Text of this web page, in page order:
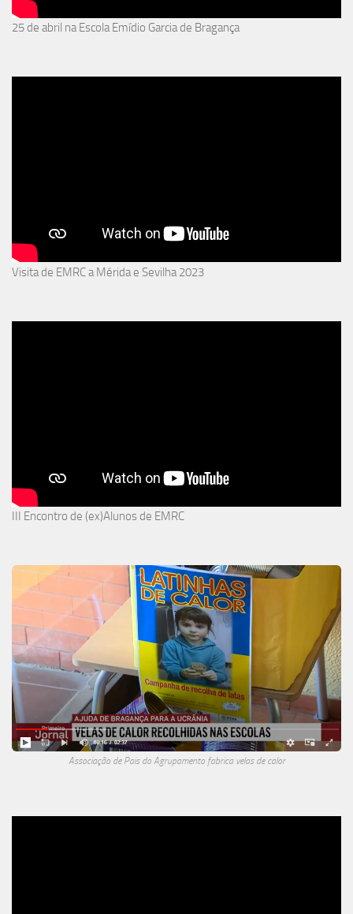
25 de abril na Escola Emídio Garcia de Bragança
Visita de EMRC a Mérida e Sevilha 2023
III Encontro de (ex)Alunos de EMRC
Associação de Pais do Agrupamento fabrica velas de calor